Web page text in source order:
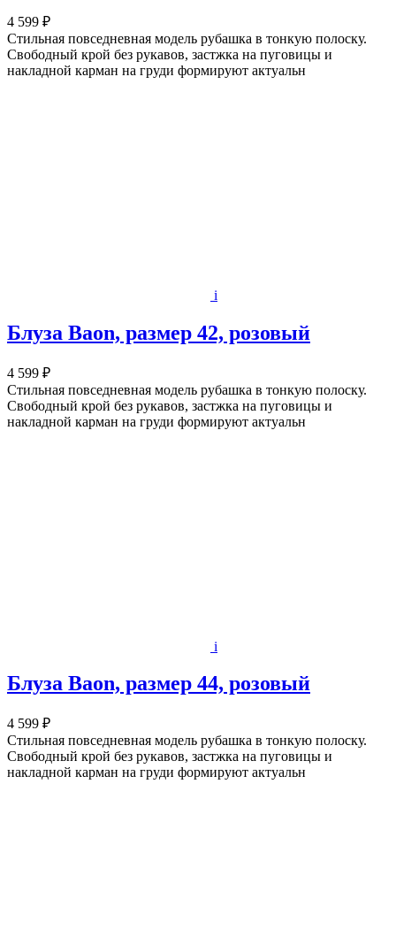
4 599 ₽
Стильная повседневная модель рубашка в тонкую полоску.
Свободный крой без рукавов, застжка на пуговицы и
накладной карман на груди формируют актуальн
i
Блуза Baon, размер 42, розовый
4 599 ₽
Стильная повседневная модель рубашка в тонкую полоску.
Свободный крой без рукавов, застжка на пуговицы и
накладной карман на груди формируют актуальн
i
Блуза Baon, размер 44, розовый
4 599 ₽
Стильная повседневная модель рубашка в тонкую полоску.
Свободный крой без рукавов, застжка на пуговицы и
накладной карман на груди формируют актуальн